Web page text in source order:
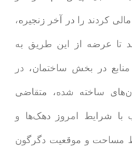
کردند را در آخر زنجیره،
تا عرضه از این طریق به
در بخش ساختمان، در
ساخته شده، متقاضی
با شرایط امروز دهک‌ها و
مساحت و موقعیت دگرگون